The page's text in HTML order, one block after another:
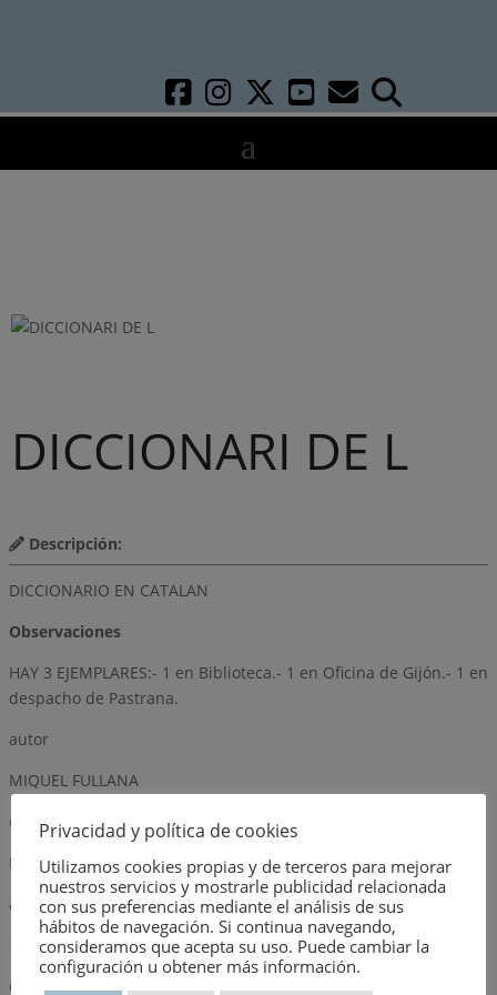
DICCIONARI DE L
Descripción:
DICCIONARIO EN CATALAN
Observaciones
HAY 3 EJEMPLARES:- 1 en Biblioteca.- 1 en Oficina de Gijón.- 1 en
despacho de Pastrana.
autor
MIQUEL FULLANA
editorial
EDITORIAL MOLL
año
1974
dimensión
Privacidad y política de cookies
Utilizamos cookies propias y de terceros para mejorar
nuestros servicios y mostrarle publicidad relacionada
con sus preferencias mediante el análisis de sus
hábitos de navegación. Si continua navegando,
consideramos que acepta su uso. Puede cambiar la
configuración u obtener más información.